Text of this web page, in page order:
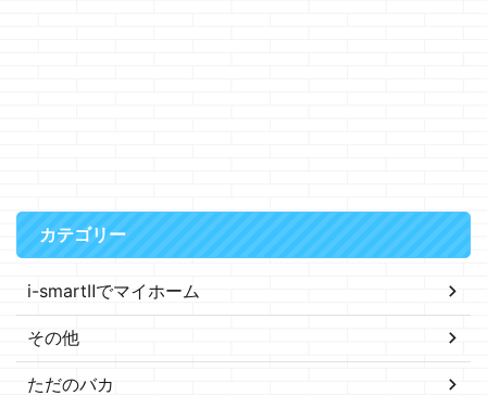
カテゴリー
i-smartⅡでマイホーム
その他
ただのバカ